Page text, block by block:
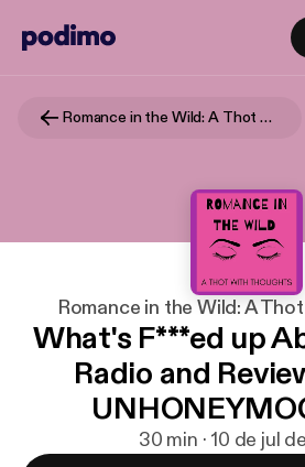
Romance in the Wild: A Thot with Thoughts
Romance in the Wild: A
What's F***ed up
Radio and
30 min · 10 de jul